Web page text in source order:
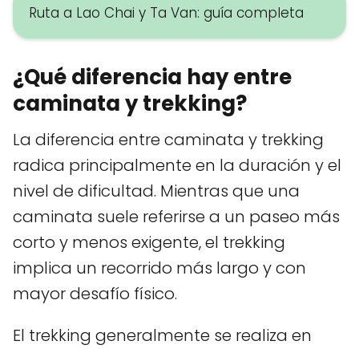
Ruta a Lao Chai y Ta Van: guía completa
¿Qué diferencia hay entre
caminata y trekking?
La diferencia entre caminata y trekking
radica principalmente en la duración y el
nivel de dificultad. Mientras que una
caminata suele referirse a un paseo más
corto y menos exigente, el trekking
implica un recorrido más largo y con
mayor desafío físico.
El trekking generalmente se realiza en